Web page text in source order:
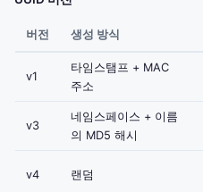
버전 생성 방식
v1
타임스탬프 + MAC
주소
v3
네임스페이스 + 이름
의 MD5 해시
v4 랜덤